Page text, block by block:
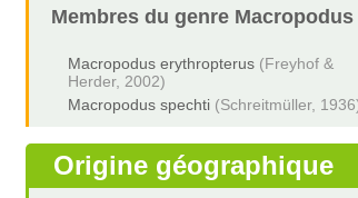
Membres du genre Macropodus
Macropodus erythropterus (Freyhof &
Herder, 2002)
Macropodus spechti (Schreitmüller,
Origine géographique